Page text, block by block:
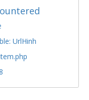
UrlHinh